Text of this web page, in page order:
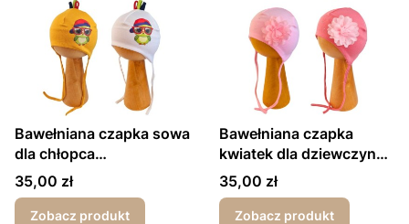
Bawełniana czapka sowa
dla chłopca
wiosna/jesień
Cena
35,00 zł
Zobacz produkt
Bawełniana czapka
kwiatek dla dziewczynki
wiosna-jesień
Cena
35,00 zł
Zobacz produkt